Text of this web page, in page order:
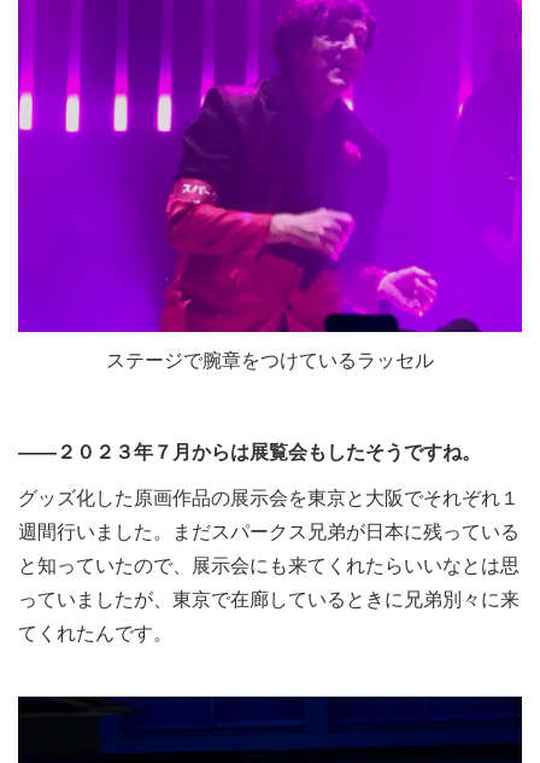
ステージで腕章をつけているラッセル
――２０２３年７月からは展覧会もしたそうですね。
グッズ化した原画作品の展示会を東京と大阪でそれぞれ１
週間行いました。まだスパークス兄弟が日本に残っている
と知っていたので、展示会にも来てくれたらいいなとは思
っていましたが、東京で在廊しているときに兄弟別々に来
てくれたんです。